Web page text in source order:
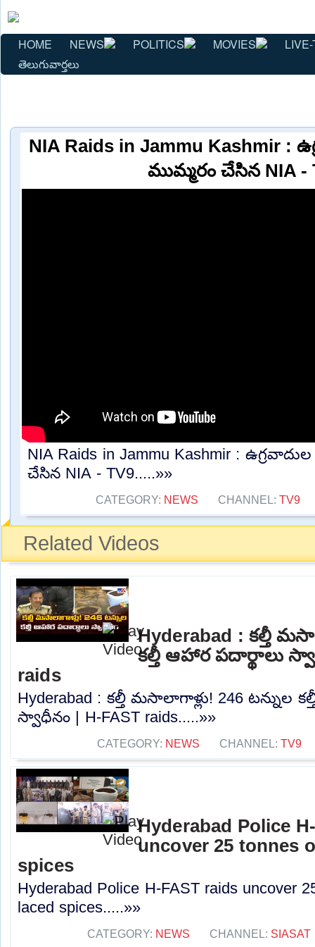
HOME NEWS POLITICS MOVIES
తెలుగువార్తలు
NIA Raids in Jammu Kashmir :
ముమ్మరం చేసిన NIA -
NIA Raids in Jammu Kashmir :
చేసిన NIA - TV9.....»»
CATEGORY: NEWS CHANNEL: TV9
Related Videos
Hyderabad : కల్తీ
కల్తీ ఆహార పదార్థాలు
raids
Hyderabad : కల్తీ మసాలాగాళ్లు! 246 టన్నుల
స్వాధీనం | H-FAST raids.....»»
CATEGORY: NEWS CHANNEL: TV9
Hyderabad Police
uncover 25 tonnes
spices
Hyderabad Police H-FAST raids uncover
laced spices.....»»
CATEGORY: NEWS CHANNEL: SIASAT